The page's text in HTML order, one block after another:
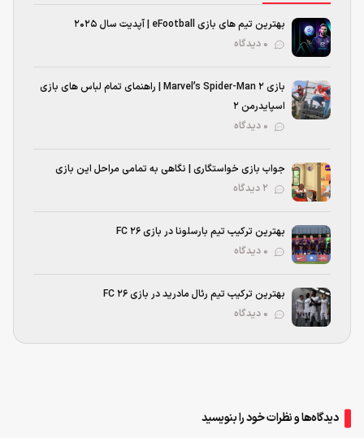
بهترین تیم های بازی eFootball | آپدیت سال 2025
بازی Marvel’s Spider-Man 2 | راهنمای تمام لباس های بازی
اسپایدرمن ۲
جواب بازی خواستگاری | نگاهی به تمامی مراحل این بازی
بهترین ترکیب تیم بارسلونا در بازی FC 26
بهترین ترکیب تیم رئال مادرید در بازی FC 26
دیدگاه‌ها و نظرات خود را بنویسید